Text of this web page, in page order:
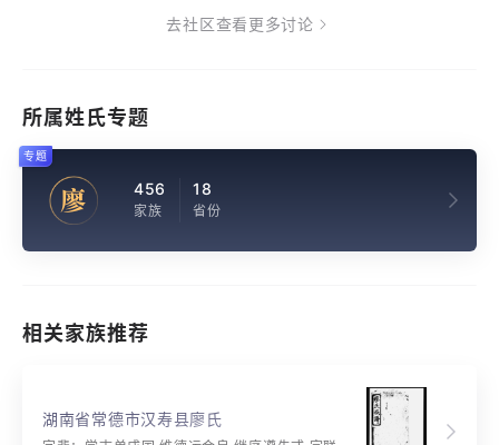
去社区查看更多讨论
所属姓氏专题
廖 456
家族
18
省份
专题
相关家族推荐
湖南省常德市汉寿县廖氏